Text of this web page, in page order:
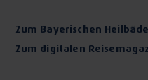
Zum Bayerischen
Zum digitalen